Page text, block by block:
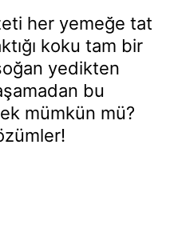
her yemeğe tat
koku tam bir
yedikten
bu
mümkün mü?